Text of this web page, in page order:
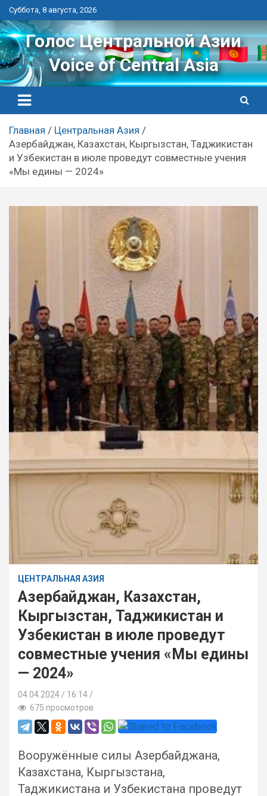
Перейти
к
контенту
Суббота, 8 августа, 2026
Голос Центральной Азии
Voice of Central Asia
Главная
Центральная Азия
Азербайджан, Казахстан, Кыргызстан, Таджикистан
и Узбекистан в июле проведут совместные учения
«Мы едины — 2024»
ЦЕНТРАЛЬНАЯ АЗИЯ
Азербайджан, Казахстан,
Кыргызстан, Таджикистан и
Узбекистан в июле проведут
совместные учения «Мы едины
— 2024»
04.04.2024
16:14 /
675 просмотров
Вооружённые силы Азербайджана,
Казахстана, Кыргызстана,
Таджикистана и Узбекистана проведут